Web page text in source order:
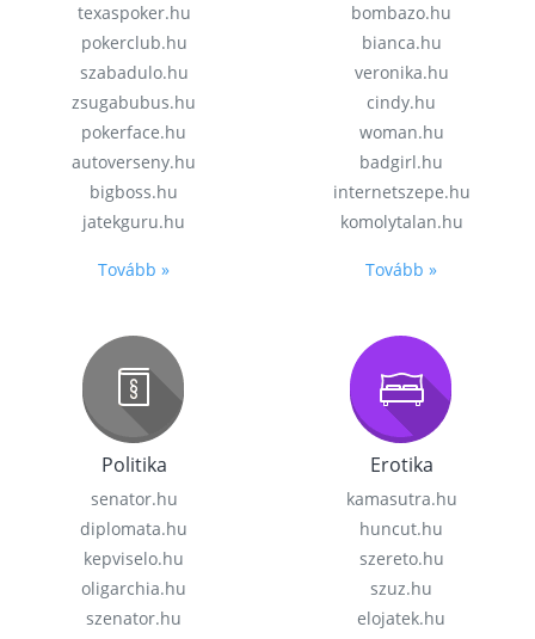
texaspoker.hu
pokerclub.hu
szabadulo.hu
zsugabubus.hu
pokerface.hu
autoverseny.hu
bigboss.hu
jatekguru.hu
Tovább »
bombazo.hu
bianca.hu
veronika.hu
cindy.hu
woman.hu
badgirl.hu
internetszepe.hu
komolytalan.hu
Tovább »
Politika
senator.hu
diplomata.hu
kepviselo.hu
oligarchia.hu
szenator.hu
Erotika
kamasutra.hu
huncut.hu
szereto.hu
szuz.hu
elojatek.hu